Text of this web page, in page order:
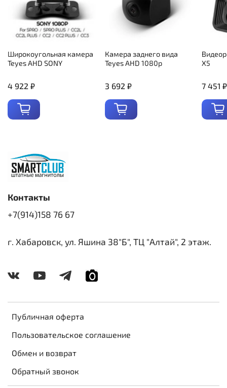
Широкоугольная камера
Teyes AHD SONY
4 922 ₽
Камера заднего вида
Teyes AHD 1080p
3 692 ₽
X5
7 451 ₽
Публичная оферта
Пользовательское соглашение
Обмен и возврат
Обратный звонок
Контакты
+7(914)158 76 67
г. Хабаровск, ул. Яшина 38"Б", ТЦ "Алтай", 2 этаж.